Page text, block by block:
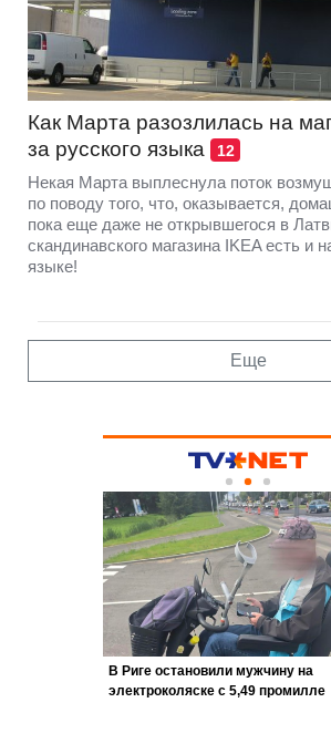
Как Марта разозлилась на
за русского языка
12
Некая Марта выплеснула поток
по поводу того, что, оказывается,
пока еще даже не открывшегося в
скандинавского магазина IKEA есть и
языке!
Еще